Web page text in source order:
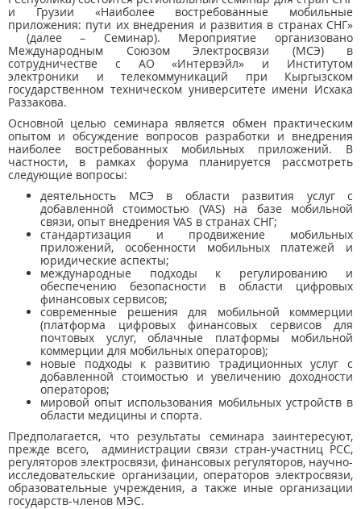
и Грузии «Наиболее востребованные мобильные
приложения: пути их внедрения и развития в странах СНГ»
(далее – Семинар). Мероприятие организовано
Международным Союзом Электросвязи (МСЭ) в
сотрудничестве с АО «Интервэйл» и Институтом
электроники и телекоммуникаций при Кыргызском
государственном техническом университете имени Исхака
Раззакова.
Основной целью семинара является обмен практическим
опытом и обсуждение вопросов разработки и внедрения
наиболее востребованных мобильных приложений. В
частности, в рамках форума планируется рассмотреть
следующие вопросы:
деятельность МСЭ в области развития услуг с
добавленной стоимостью (VAS) на базе мобильной
связи, опыт внедрения VAS в странах СНГ;
стандартизация и продвижение мобильных
приложений, особенности мобильных платежей и
юридические аспекты;
международные подходы к регулированию и
обеспечению безопасности в области цифровых
финансовых сервисов;
современные решения для мобильной коммерции
(платформа цифровых финансовых сервисов для
почтовых услуг, облачные платформы мобильной
коммерции для мобильных операторов);
новые подходы к развитию традиционных услуг с
добавленной стоимостью и увеличению доходности
операторов;
мировой опыт использования мобильных устройств в
области медицины и спорта.
Предполагается, что результаты семинара заинтересуют,
прежде всего, администрации связи стран-участниц РСС,
регуляторов электросвязи, финансовых регуляторов, научно-
исследовательские организации, операторов электросвязи,
образовательные учреждения, а также иные организации
государств-членов МЭС.